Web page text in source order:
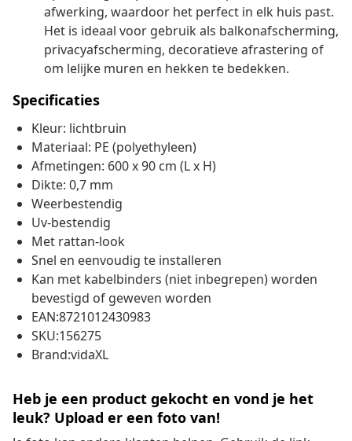
afwerking, waardoor het perfect in elk huis past.
Het is ideaal voor gebruik als balkonafscherming,
privacyafscherming, decoratieve afrastering of
om lelijke muren en hekken te bedekken.
Specificaties
Kleur: lichtbruin
Materiaal: PE (polyethyleen)
Afmetingen: 600 x 90 cm (L x H)
Dikte: 0,7 mm
Weerbestendig
Uv-bestendig
Met rattan-look
Snel en eenvoudig te installeren
Kan met kabelbinders (niet inbegrepen) worden
bevestigd of geweven worden
EAN:8721012430983
SKU:156275
Brand:vidaXL
Heb je een product gekocht en vond je het
leuk? Upload er een foto van!